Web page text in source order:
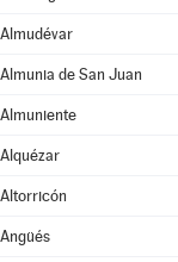
Almudévar
Almunia de San Juan
Almuniente
Alquézar
Altorricón
Angüés